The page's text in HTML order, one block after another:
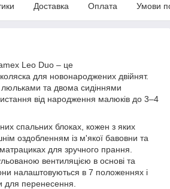
Доставка Оплата Умови
Leo Duo – це
для новонароджених двійнят.
та двома сидіннями
від народження малюків до 3–4
спальних блоках, кожен з яких
оздобленням із м'якої бавовни та
для зручного прання.
вентиляцією в основі та
налаштовуються в 7 положеннях і
для перенесення.